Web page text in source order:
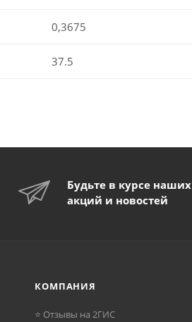
0,3675
37.5
Будьте в курсе наших
акций и новостей
КОМПАНИЯ
⭐ Отзывы на 2ГИС